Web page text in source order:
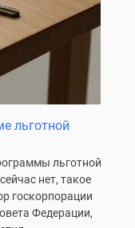
льготной
льготной
нет, такое
госкорпорации
Федерации,